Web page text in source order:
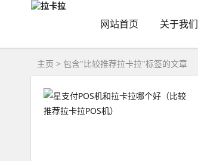
网站首页 关于我们
主页 > 包含"比较推荐拉卡拉"标签的文章